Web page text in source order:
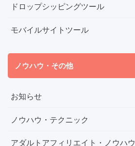
ドロップシッピングツール
モバイルサイトツール
ノウハウ・その他
お知らせ
ノウハウ・テクニック
アダルトアフィリエイト・ノウハウ